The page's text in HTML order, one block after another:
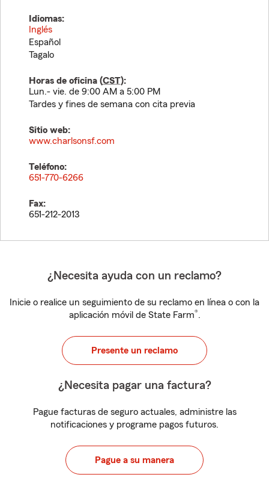
Idiomas:
Inglés
Español
Tagalo
Horas de oficina (CST):
Lun.- vie. de 9:00 AM a 5:00 PM
Tardes y fines de semana con cita previa
Sitio web:
www.charlsonsf.com
Teléfono:
651-770-6266
Fax:
651-212-2013
¿Necesita ayuda con un reclamo?
Inicie o realice un seguimiento de su reclamo en línea o con la
aplicación móvil de State Farm®.
Presente un reclamo
¿Necesita pagar una factura?
Pague facturas de seguro actuales, administre las
notificaciones y programe pagos futuros.
Pague a su manera